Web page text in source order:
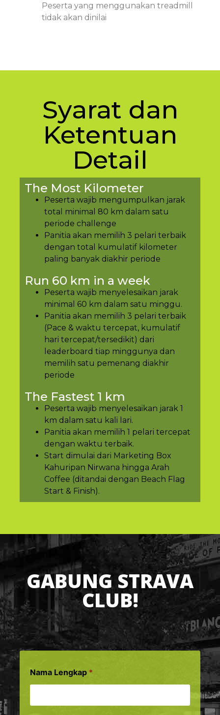
Peserta yang menggunakan treadmill
tidak akan dinilai
Syarat dan
Ketentuan
Detail
The Most Kilometer
Peserta wajib mengumpulkan jarak
total minimal 80 km dalam satu
periode challenge
Panitia akan memilih 3 pelari terbaik
dengan total kumulatif kilometer
paling banyak diakhir periode
Run 60 km in a week
Peserta wajib menyelesaikan jarak
minimal 60 km dalam satu minggu.
Panitia akan memilih 3 pelari terbaik
(Pace & waktu tercepat, kumulatif
hari tercepat/tersedikit) dari
leaderboard tiap minggunya dan
memilih satu pemenang diakhir
periode
The Fastest 1 km
Peserta wajib menyelesaikan jarak 1
km dalam satu kali lari.
Panitia akan memilih 1 pelari tercepat
dengan waktu terbaik.
Start dimulai dari Marketing Box
Kahuripan Nirwana hingga Arah
Coffee (ditandai dengan Beach Flag
Start & Finish).
GABUNG STRAVA
CLUB!
Nama Lengkap *